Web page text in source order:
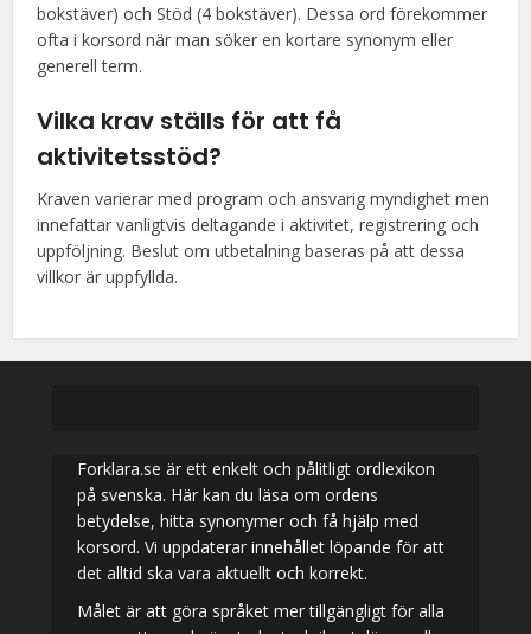
bokstäver) och Stöd (4 bokstäver). Dessa ord förekommer
ofta i korsord när man söker en kortare synonym eller
generell term.
Vilka krav ställs för att få
aktivitetsstöd?
Kraven varierar med program och ansvarig myndighet men
innefattar vanligtvis deltagande i aktivitet, registrering och
uppföljning. Beslut om utbetalning baseras på att dessa
villkor är uppfyllda.
Forklara.se är ett enkelt och pålitligt ordlexikon
på svenska. Här kan du läsa om ordens
betydelse, hitta synonymer och få hjälp med
korsord. Vi uppdaterar innehållet löpande för att
det alltid ska vara aktuellt och korrekt.
Målet är att göra språket mer tillgängligt för alla